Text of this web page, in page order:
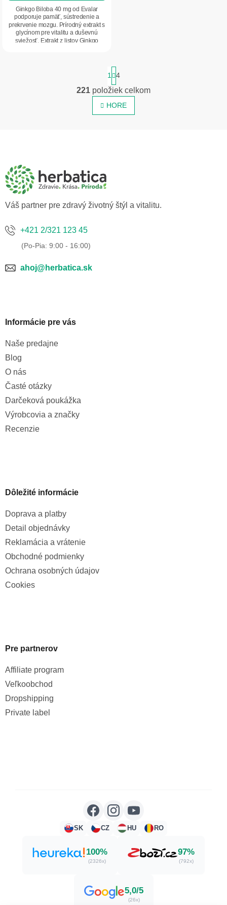
hviezdičiek.
Ginkgo Biloba 40 mg od Evalar
podporuje pamäť, sústredenie a
prekrvenie mozgu. Prírodný extrakt s
glycínom pre vitalitu a duševnú
sviežosť. Extrakt z listov Ginkgo
O
v
l
v
k
t
r
á
n
k
1 4
221 položiek celkom
HORE
Váš partner pre zdravý životný štýl a vitalitu.
+421 2/321 123 45
ahoj@herbatica.sk
Informácie pre vás
Naše predajne
Blog
O nás
Časté otázky
Darčeková poukážka
Výrobcovia a značky
Recenzie
Dôležité informácie
Doprava a platby
Detail objednávky
Reklamácia a vrátenie
Obchodné podmienky
Ochrana osobných údajov
Cookies
Pre partnerov
Affiliate program
Veľkoobchod
Dropshipping
Private label
SK CZ HU RO
100%
(2326x)
97%
(792x)
5,0/5
(26x)